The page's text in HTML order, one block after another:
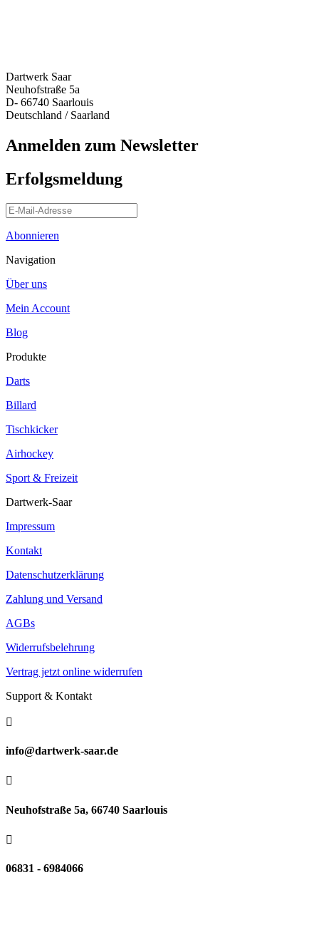
Dartwerk Saar
Neuhofstraße 5a
D- 66740 Saarlouis
Deutschland / Saarland
Anmelden zum Newsletter
Erfolgsmeldung
Abonnieren
Navigation
Über uns
Mein Account
Blog
Produkte
Darts
Billard
Tischkicker
Airhockey
Sport & Freizeit
Dartwerk-Saar
Impressum
Kontakt
Datenschutzerklärung
Zahlung und Versand
AGBs
Widerrufsbelehrung
Vertrag jetzt online widerrufen
Support & Kontakt

info@dartwerk-saar.de

Neuhofstraße 5a, 66740 Saarlouis

06831 - 6984066